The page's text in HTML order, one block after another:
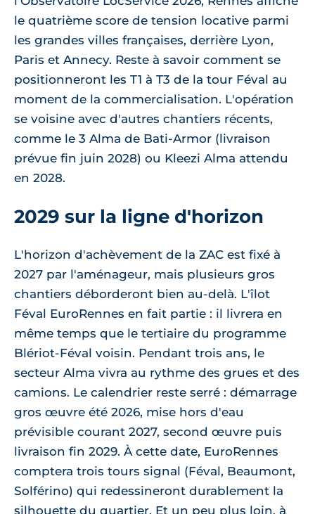
le quatrième score de tension locative parmi
les grandes villes françaises, derrière Lyon,
Paris et Annecy. Reste à savoir comment se
positionneront les T1 à T3 de la tour Féval au
moment de la commercialisation. L'opération
se voisine avec d'autres chantiers récents,
comme le 3 Alma de Bati-Armor (livraison
prévue fin juin 2028) ou Kleezi Alma attendu
en 2028.
2029 sur la ligne d'horizon
L'horizon d'achèvement de la ZAC est fixé à
2027 par l'aménageur, mais plusieurs gros
chantiers déborderont bien au-delà. L'îlot
Féval EuroRennes en fait partie : il livrera en
même temps que le tertiaire du programme
Blériot-Féval voisin. Pendant trois ans, le
secteur Alma vivra au rythme des grues et des
camions. Le calendrier reste serré : démarrage
gros œuvre été 2026, mise hors d'eau
prévisible courant 2027, second œuvre puis
livraison fin 2029. À cette date, EuroRennes
comptera trois tours signal (Féval, Beaumont,
Solférino) qui redessineront durablement la
silhouette du quartier. Et un peu plus loin, à